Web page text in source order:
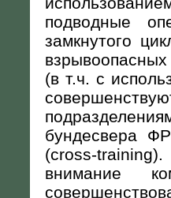
подводные
замкнутого
(в т.ч. с
бундесвера
(cross-training).
внимание